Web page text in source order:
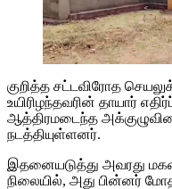
குறித்த சட்டவிரோத
உயிரிழந்தவரின் தாயார்
ஆத்திரமடைந்த
நடத்தியுள்ளனர்.
இதனையடுத்து அவரது
நிலையில், அது பின்னர்